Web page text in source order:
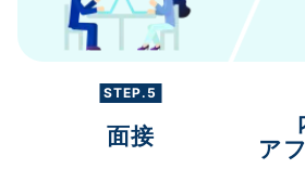
STEP.5
面接
ア